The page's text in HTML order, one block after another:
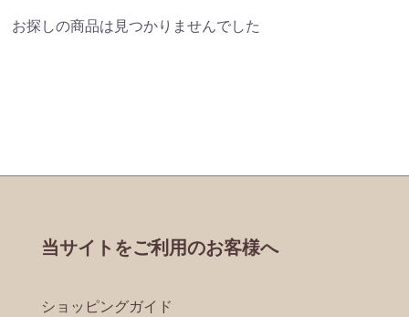
お探しの商品は見つかりませんでした
当サイトをご利用のお客様へ
ショッピングガイド